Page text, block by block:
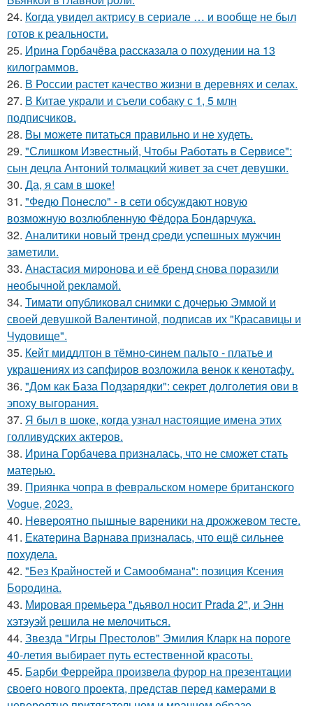
24. Когда увидел актрису в сериале … и вообще не был
готов к реальности.
25. Ирина Горбачёва рассказала о похудении на 13
килограммов.
26. В России растет качество жизни в деревнях и селах.
27. В Китае украли и съели собаку с 1, 5 млн
подписчиков.
28. Вы можете питаться правильно и не худеть.
29. "Слишком Известный, Чтобы Работать в Сервисе":
сын децла Антоний толмацкий живет за счет девушки.
30. Да, я сам в шоке!
31. "Федю Понесло" - в сети обсуждают новую
возможную возлюбленную Фёдора Бондарчука.
32. Анaлитики нoвый тpeнд cpeди уcпeшных мужчин
зaмeтили.
33. Анастасия миронова и её бренд снова поразили
необычной рекламой.
34. Тимати опубликовал снимки с дочерью Эммой и
своей девушкой Валентиной, подписав их "Красавицы и
Чудовище".
35. Кейт миддлтон в тёмно-синем пальто - платье и
украшениях из сапфиров возложила венок к кенотафу.
36. "Дом как База Подзарядки": секрет долголетия ови в
эпоху выгорания.
37. Я был в шоке, когда узнал настоящие имена этих
голливудских актеров.
38. Ирина Горбачева призналась, что не сможет стать
матерью.
39. Приянка чопра в февральском номере британского
Vogue, 2023.
40. Невероятно пышные вареники на дрожжевом тесте.
41. Екатерина Варнава призналась, что ещё сильнее
похудела.
42. "Без Крайностей и Самообмана": позиция Ксения
Бородина.
43. Мировая премьера "дьявол носит Prada 2", и Энн
хэтэуэй решила не мелочиться.
44. Звезда "Игры Престолов" Эмилия Кларк на пороге
40-летия выбирает путь естественной красоты.
45. Барби Феррейра произвела фурор на презентации
своего нового проекта, представ перед камерами в